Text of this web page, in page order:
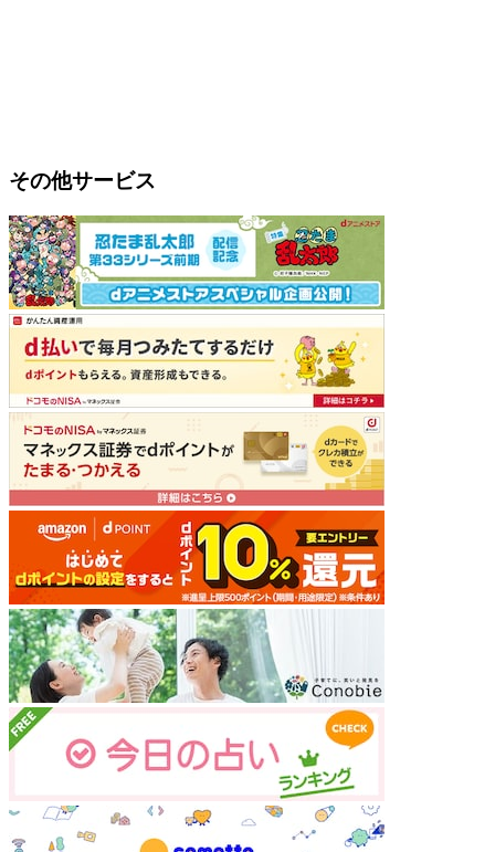
その他サービス